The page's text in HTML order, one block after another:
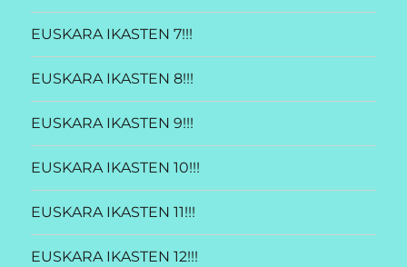
EUSKARA IKASTEN 7!!!
EUSKARA IKASTEN 8!!!
EUSKARA IKASTEN 9!!!
EUSKARA IKASTEN 10!!!
EUSKARA IKASTEN 11!!!
EUSKARA IKASTEN 12!!!